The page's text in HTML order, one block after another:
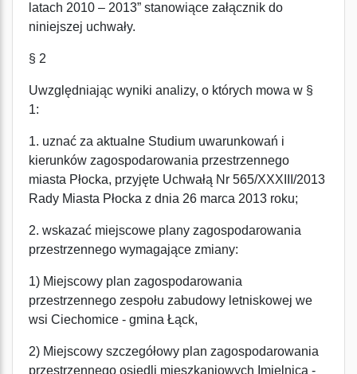
latach 2010 – 2013” stanowiące załącznik do
niniejszej uchwały.
§ 2
Uwzględniając wyniki analizy, o których mowa w §
1:
1. uznać za aktualne Studium uwarunkowań i
kierunków zagospodarowania przestrzennego
miasta Płocka, przyjęte Uchwałą Nr 565/XXXIII/2013
Rady Miasta Płocka z dnia 26 marca 2013 roku;
2. wskazać miejscowe plany zagospodarowania
przestrzennego wymagające zmiany:
1) Miejscowy plan zagospodarowania
przestrzennego zespołu zabudowy letniskowej we
wsi Ciechomice - gmina Łąck,
2) Miejscowy szczegółowy plan zagospodarowania
przestrzennego osiedli mieszkaniowych Imielnica -